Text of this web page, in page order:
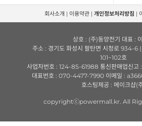
회사소개 | 이용약관 | 개인정보처리방침 |
상호 : (주)동양전기 대표 :
주소 : 경기도 화성시 팔탄면 시청로 934-6
101~102호
사업자번호 : 124-85-61988 통신판매업신
대표번호 : 070-4477-7990 이메일 :
호스팅제공 : 메이크샵(
copyrightⓒpowermall.kr. All